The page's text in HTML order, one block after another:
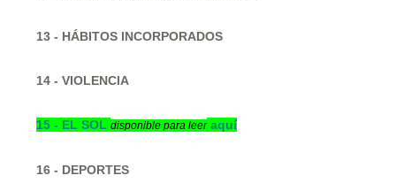
13 - HÁBITOS INCORPORADOS
14 - VIOLENCIA
15 - EL SOL disponible para leer aquí
16 - DEPORTES